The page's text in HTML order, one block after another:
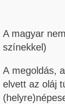
A magyar
színekkel)
A megoldás,
elvett az oláj